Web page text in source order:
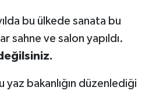
bu ülkede sanata bu
sahne ve salon yapıldı.
yaz bakanlığın düzenlediği